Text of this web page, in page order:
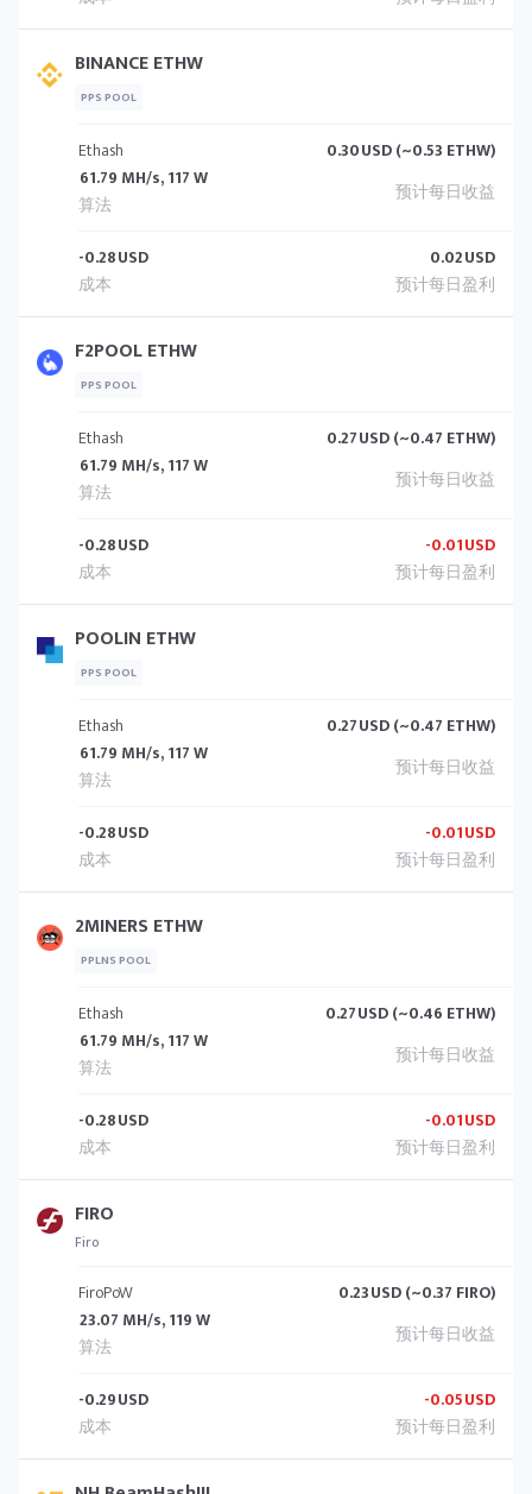
BINANCE ETHW
PPS POOL
Ethash
61.79 MH/s, 117 W
0.30USD (~0.53 ETHW)
-0.28USD 0.02USD
F2POOL ETHW
PPS POOL
Ethash
61.79 MH/s, 117 W
0.27USD (~0.47 ETHW)
-0.28USD -0.01USD
POOLIN ETHW
PPS POOL
Ethash
61.79 MH/s, 117 W
0.27USD (~0.47 ETHW)
-0.28USD -0.01USD
2MINERS ETHW
PPLNS POOL
Ethash
61.79 MH/s, 117 W
0.27USD (~0.46 ETHW)
-0.28USD -0.01USD
FIRO
Firo
FiroPoW
23.07 MH/s, 119 W
0.23USD (~0.37 FIRO)
-0.29USD -0.05USD